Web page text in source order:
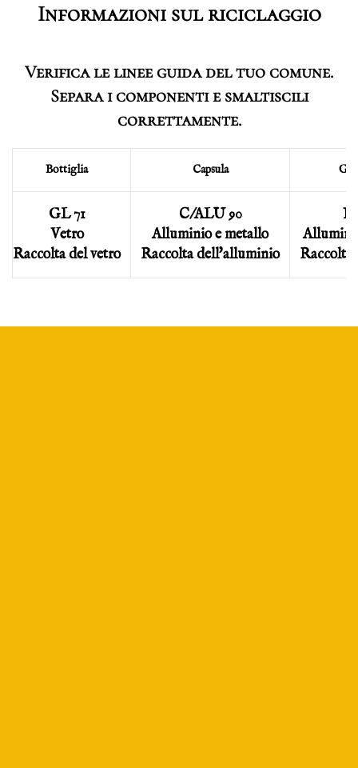
Informazioni sul riciclaggio
Verifica le linee guida del tuo comune.
Separa i componenti e smaltiscili
correttamente.
Bottiglia Capsula
GL 71
Vetro
Raccolta del vetro
C/ALU 90
Alluminio e metallo
Raccolta dell'alluminio
Raccolta